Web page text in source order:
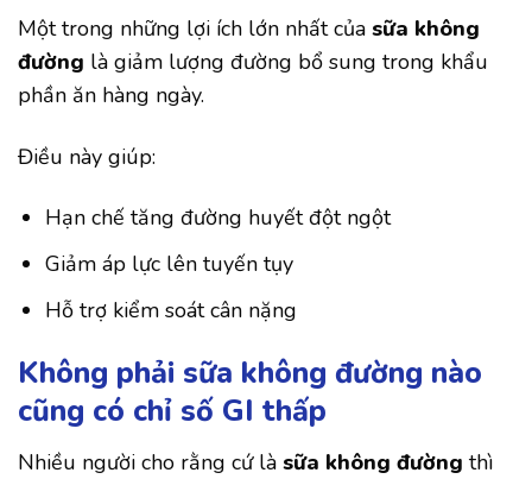
Một trong những lợi ích lớn nhất của sữa không
đường là giảm lượng đường bổ sung trong khẩu
phần ăn hàng ngày.
Điều này giúp:
Hạn chế tăng đường huyết đột ngột
Giảm áp lực lên tuyến tụy
Hỗ trợ kiểm soát cân nặng
Không phải sữa không đường nào
cũng có chỉ số GI thấp
Nhiều người cho rằng cứ là sữa không đường thì